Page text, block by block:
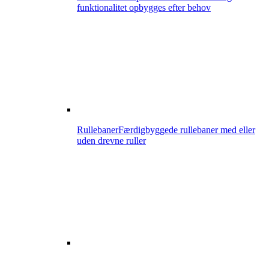
funktionalitet opbygges efter behov
RullebanerFærdigbyggede rullebaner med eller
uden drevne ruller